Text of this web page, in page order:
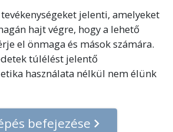
jelenti, amelyeket
hajt végre, hogy a lehető
el önmaga és mások számára.
túlélést jelentő
használata nélkül nem élünk
befejezése